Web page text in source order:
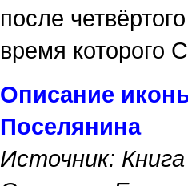
после
время которого
Описание
Поселянина
Источник: